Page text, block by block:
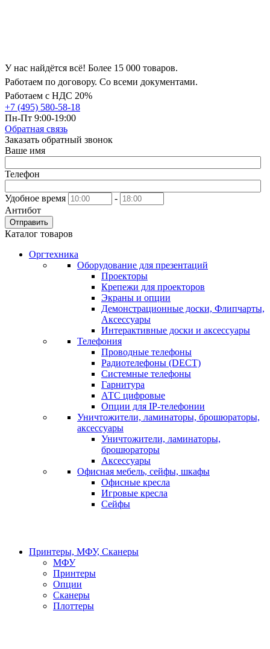
У нас найдётся всё! Более 15 000 товаров.
Работаем по договору. Со всеми документами.
Работаем с НДС 20%
+7 (495) 580-58-18
Пн-Пт 9:00-19:00
Обратная связь
Заказать обратный звонок
Ваше имя
Телефон
Удобное время
-
Антибот
Отправить
Каталог товаров
Оргтехника
Оборудование для презентаций
Проекторы
Крепежи для проекторов
Экраны и опции
Демонстрационные доски, Флипчарты,
Аксессуары
Интерактивные доски и аксессуары
Телефония
Проводные телефоны
Радиотелефоны (DECT)
Системные телефоны
Гарнитура
АТС цифровые
Опции для IP-телефонии
Уничтожители, ламинаторы, брошюраторы,
аксессуары
Уничтожители, ламинаторы,
брошюраторы
Аксессуары
Офисная мебель, сейфы, шкафы
Офисные кресла
Игровые кресла
Сейфы
Принтеры, МФУ, Сканеры
МФУ
Принтеры
Опции
Сканеры
Плоттеры